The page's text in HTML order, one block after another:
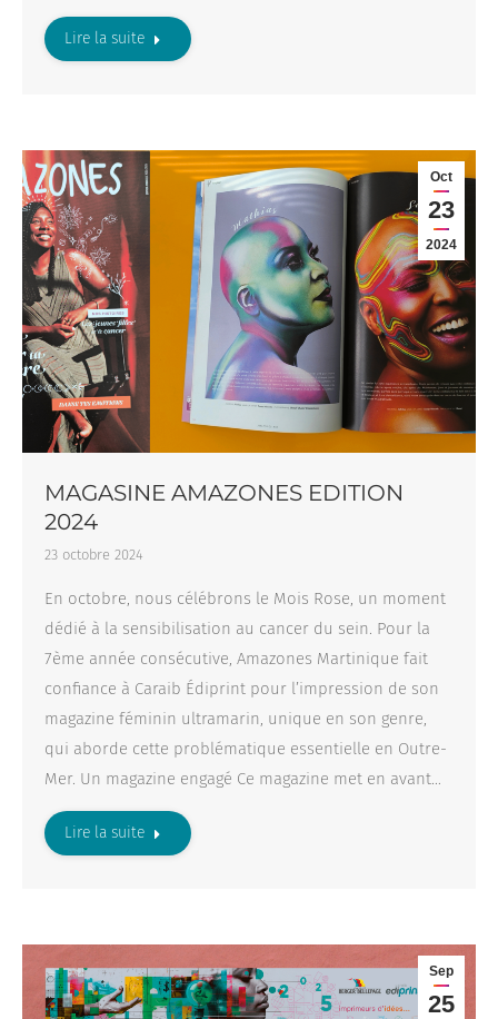
Lire la suite
Oct
23
2024
MAGASINE AMAZONES EDITION
2024
23 octobre 2024
En octobre, nous célébrons le Mois Rose, un moment
dédié à la sensibilisation au cancer du sein. Pour la
7ème année consécutive, Amazones Martinique fait
confiance à Caraib Édiprint pour l’impression de son
magazine féminin ultramarin, unique en son genre,
qui aborde cette problématique essentielle en Outre-
Mer. Un magazine engagé Ce magazine met en avant…
Lire la suite
Sep
25